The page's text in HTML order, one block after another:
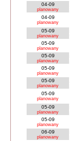
04-09
planowany
04-09
planowany
05-09
planowany
05-09
planowany
05-09
planowany
05-09
planowany
05-09
planowany
05-09
planowany
05-09
planowany
05-09
planowany
06-09
planowany